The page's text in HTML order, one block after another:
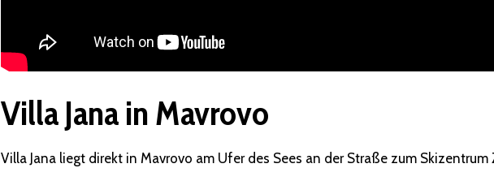
Villa Jana in Mavrovo
Villa Jana liegt direkt in Mavrovo am Ufer des Sees an der Straße zum Skizentrum